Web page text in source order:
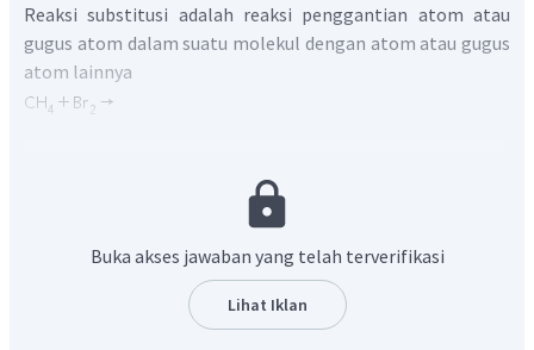
Reaksi substitusi adalah reaksi penggantian atom atau
gugus atom dalam suatu molekul dengan atom atau gugus
atom lainnya
dimana atom H akan bertukar posisi dengan atom Br dan
begitu juga sebaliknya, reaksi ini menjadi:
jadi, reaksi substitusi merupakan reaksi penggantian
atom atau gugus atom dalam suatu molekul dengan
Buka akses jawaban yang telah terverifikasi
Lihat Iklan